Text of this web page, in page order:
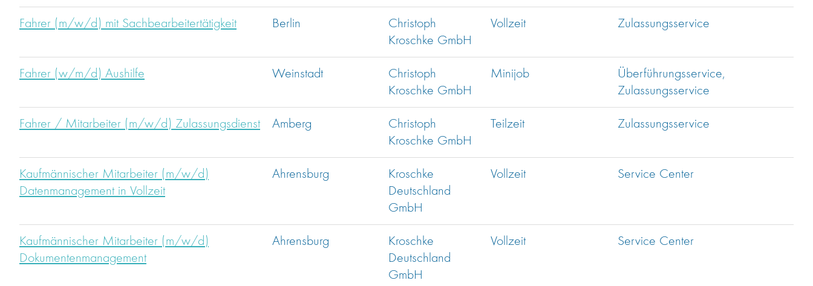
Fahrer (m/w/d) mit Sachbearbeitertätigkeit Berlin
Christoph
Kroschke GmbH
Vollzeit Zulassungsservice
Fahrer (w/m/d) Aushilfe Weinstadt
Christoph
Kroschke GmbH
Minijob
Überführungsservice,
Zulassungsservice
Fahrer / Mitarbeiter (m/w/d) Zulassungsdienst Amberg
Christoph
Kroschke GmbH
Teilzeit Zulassungsservice
Kaufmännischer Mitarbeiter (m/w/d)
Datenmanagement in Vollzeit
Ahrensburg
Kroschke
Deutschland
GmbH
Vollzeit Service Center
Kaufmännischer Mitarbeiter (m/w/d)
Dokumentenmanagement
Ahrensburg
Kroschke
Deutschland
GmbH
Vollzeit Service Center